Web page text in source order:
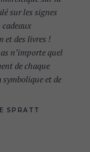
sur les signes
des livres !
n’importe quel
de chaque
symbolique et de
SPRATT